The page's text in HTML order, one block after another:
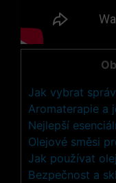
Jak vybrat
Aromaterapie a
Nejlepší
Olejové směsi
Jak používat
Bezpečnost a